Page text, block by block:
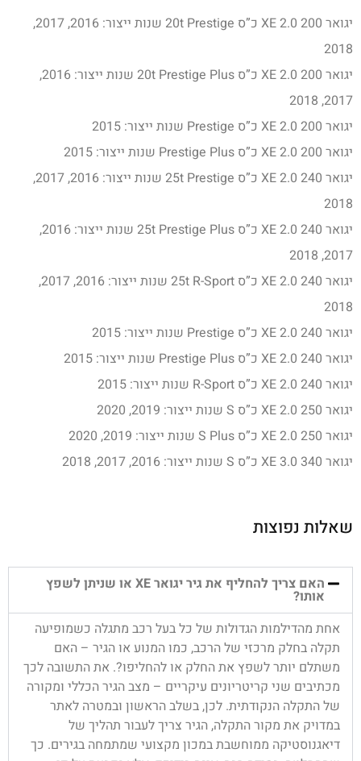
יגואר XE 2.0 200 כ”ס 20t Prestige שנות ייצור: 2016, 2017,
2018
יגואר XE 2.0 200 כ”ס 20t Prestige Plus שנות ייצור: 2016,
2017, 2018
יגואר XE 2.0 200 כ”ס Prestige שנות ייצור: 2015
יגואר XE 2.0 200 כ”ס Prestige Plus שנות ייצור: 2015
יגואר XE 2.0 240 כ”ס 25t Prestige שנות ייצור: 2016, 2017,
2018
יגואר XE 2.0 240 כ”ס 25t Prestige Plus שנות ייצור: 2016,
2017, 2018
יגואר XE 2.0 240 כ”ס 25t R-Sport שנות ייצור: 2016, 2017,
2018
יגואר XE 2.0 240 כ”ס Prestige שנות ייצור: 2015
יגואר XE 2.0 240 כ”ס Prestige Plus שנות ייצור: 2015
יגואר XE 2.0 240 כ”ס R-Sport שנות ייצור: 2015
יגואר XE 2.0 250 כ”ס S שנות ייצור: 2019, 2020
יגואר XE 2.0 250 כ”ס S Plus שנות ייצור: 2019, 2020
יגואר XE 3.0 340 כ”ס S שנות ייצור: 2016, 2017, 2018
שאלות נפוצות
האם צריך להחליף את גיר יגואר XE או שניתן לשפץ
אותו?
אחת מהדילמות הגדולות של כל בעל רכב מתגלה כשמופיעה
תקלה בחלק מרכזי של הרכב, כמו המנוע או הגיר – האם
משתלם יותר לשפץ את החלק או להחליפו?. את התשובה לכך
מכתיבים שני קריטריונים עיקריים – מצב הגיר הכללי ומקורה
של התקלה הנקודתית. לכן, בשלב הראשון ובמטרה לאתר
במדויק את מקור התקלה, הגיר צריך לעבור תהליך של
דיאגנוסטיקה ממוחשבת במכון מקצועי שמתמחה בגירים. כך